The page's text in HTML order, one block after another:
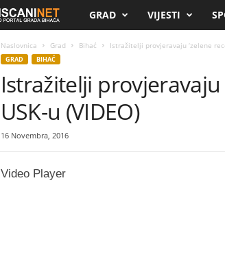
i
s
c
GRAD VIJESTI
Naslovnica Grad Bihać Istražitelji provjeravaju ‘zelene
GRAD BIHAĆ
Istražitelji provjeravaju
USK-u (VIDEO)
16 Novembra, 2016
Video Player